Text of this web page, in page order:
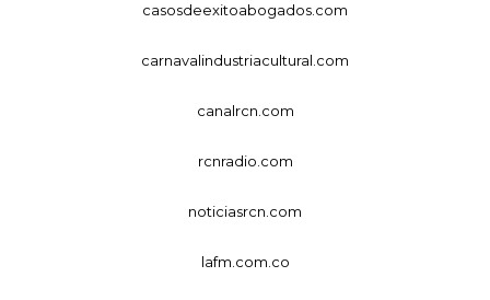
casosdeexitoabogados.com
carnavalindustriacultural.com
canalrcn.com
rcnradio.com
noticiasrcn.com
lafm.com.co